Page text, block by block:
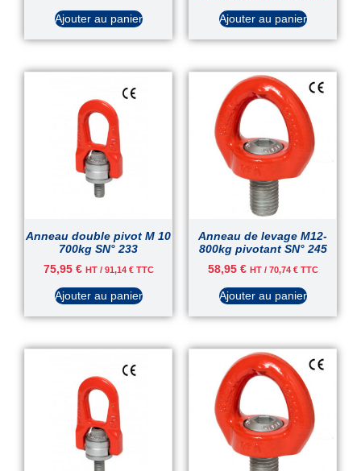
Ajouter au panier Ajouter au panier
Anneau double pivot M 10
700kg SN° 233
75,95 € HT / 91,14 €TTC
Ajouter au panier
Anneau de levage M12-
800kg pivotant SN° 245
58,95 € HT / 70,74 €TTC
Ajouter au panier